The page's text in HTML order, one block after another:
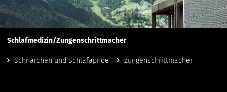
Schlafmedizin/Zungenschrittmacher
Schnarchen und Schlafapnoe Zungenschrittmacher